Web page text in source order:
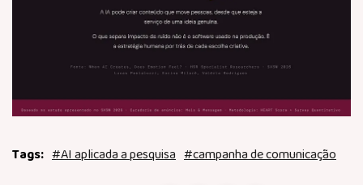
#AI aplicada a pesquisa #campanha de comunicação